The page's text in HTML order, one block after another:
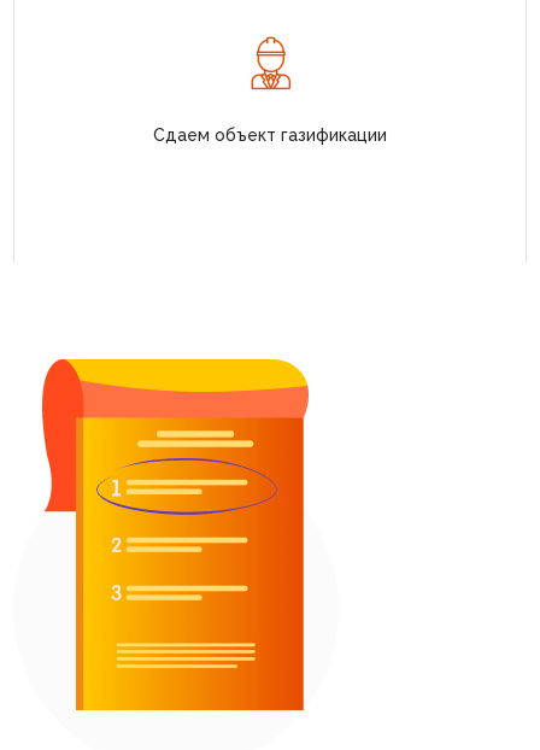
Сдаем объект газификации